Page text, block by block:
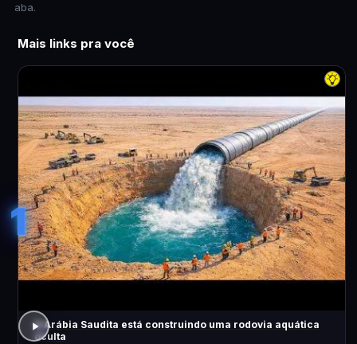
aba.
Mais links pra você
1
A Arábia Saudita está construindo uma rodovia aquática
oculta